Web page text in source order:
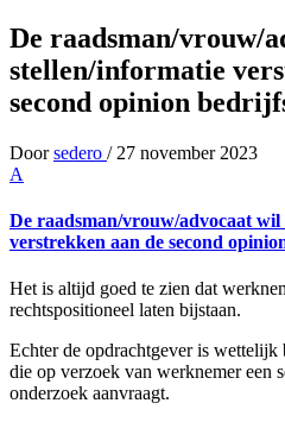
De raadsman/vrouw/
stellen/informatie
second opinion
Doorsedero / 27 november 2023
A
De raadsman/vrouw/advocaat
verstrekken aan de second
Het is altijd goed te zien dat
rechtspositioneel laten bijstaan.
Echter de opdrachtgever is wettelijk
die op verzoek van werknemer een
onderzoek aanvraagt.